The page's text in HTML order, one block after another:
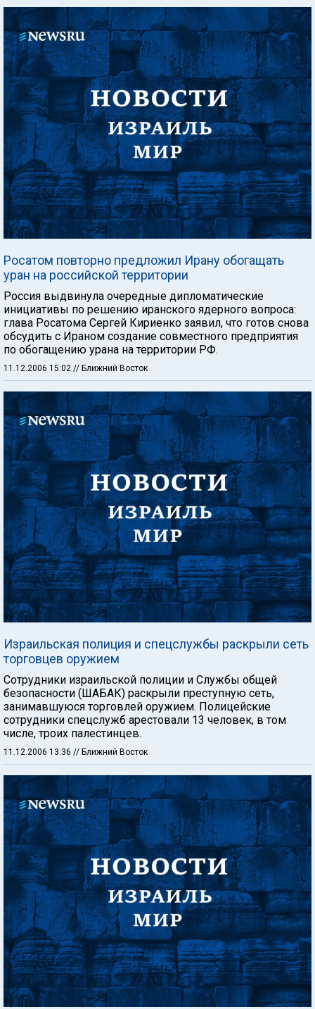
Росатом повторно предложил Ирану обогащать
уран на российской территории
Россия выдвинула очередные дипломатические
инициативы по решению иранского ядерного вопроса:
глава Росатома Сергей Кириенко заявил, что готов снова
обсудить с Ираном создание совместного предприятия
по обогащению урана на территории РФ.
11.12.2006 15:02 // Ближний Восток
Израильская полиция и спецслужбы раскрыли сеть
торговцев оружием
Сотрудники израильской полиции и Службы общей
безопасности (ШАБАК) раскрыли преступную сеть,
занимавшуюся торговлей оружием. Полицейские
сотрудники спецслужб арестовали 13 человек, в том
числе, троих палестинцев.
11.12.2006 13:36 // Ближний Восток